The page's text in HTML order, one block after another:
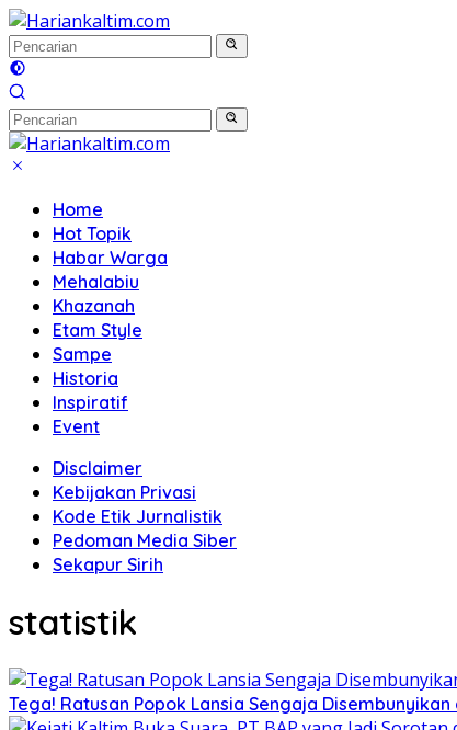
Langsung
ke
konten
Home
Hot Topik
Habar Warga
Mehalabiu
Khazanah
Etam Style
Sampe
Historia
Inspiratif
Event
Disclaimer
Kebijakan Privasi
Kode Etik Jurnalistik
Pedoman Media Siber
Sekapur Sirih
statistik
Tega! Ratusan Popok Lansia Sengaja